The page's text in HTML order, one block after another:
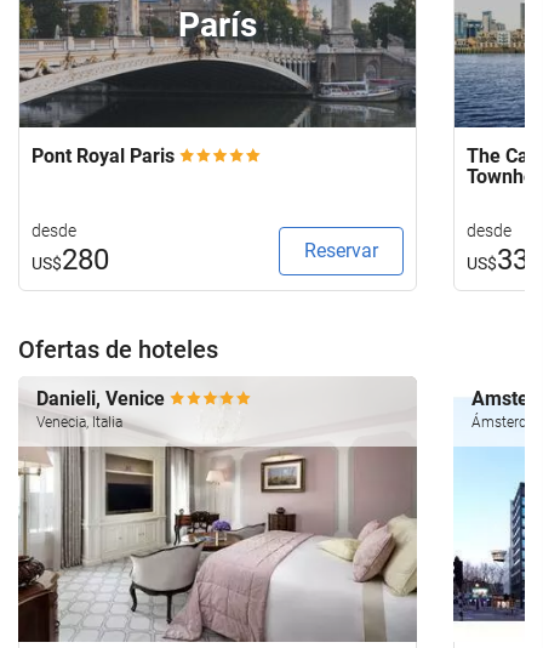
París
Pont Royal Paris
desde
US$280 Reservar
The
desde
US$332
Ofertas de hoteles
Danieli, Venice
Venecia, Italia